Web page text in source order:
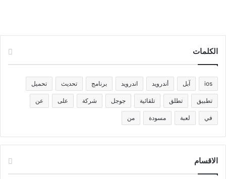
الكلمات
ios آبل أندرويد اندرويد برنامج تحديث تحميل
تطبيق تطلق تلقائية جوجل شركة على عن
في لعبة مسودة من
الاقسام